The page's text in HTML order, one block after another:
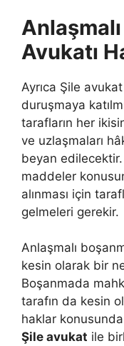
Avukatı
Ayrıca Şile
duruşmaya
tarafların her
ve uzlaşmaları
beyan
maddeler
alınması için
gelmeleri gerekir.
Anlaşmalı
kesin olarak bir
Boşanmada
tarafın da kesin
haklar konusunda
Şile avukat ile